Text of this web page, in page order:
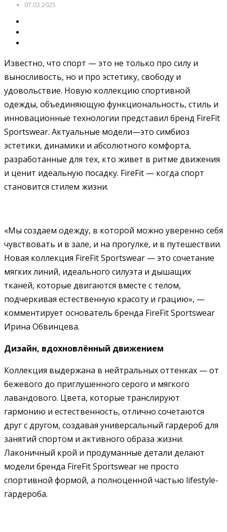
07.03.2025
Известно, что спорт — это не только про силу и
выносливость, но и про эстетику, свободу и
удовольствие. Новую коллекцию спортивной
одежды, объединяющую функциональность, стиль и
инновационные технологии представил бренд FireFit
Sportswear. Актуальные модели—это симбиоз
эстетики, динамики и абсолютного комфорта,
разработанные для тех, кто живет в ритме движения
и ценит идеальную посадку. FireFit — когда спорт
становится стилем жизни.
«Мы создаем одежду, в которой можно уверенно себя
чувствовать и в зале, и на прогулке, и в путешествии.
Новая коллекция FireFit Sportswear — это сочетание
мягких линий, идеального силуэта и дышащих
тканей, которые двигаются вместе с телом,
подчеркивая естественную красоту и грацию», —
комментирует основатель бренда FireFit Sportswear
Ирина Обвинцева.
Дизайн, вдохновлённый движением
Коллекция выдержана в нейтральных оттенках — от
бежевого до приглушенного серого и мягкого
лавандового. Цвета, которые транслируют
гармонию и естественность, отлично сочетаются
друг с другом, создавая универсальный гардероб для
занятий спортом и активного образа жизни.
Лаконичный крой и продуманные детали делают
модели бренда FireFit Sportswear не просто
спортивной формой, а полноценной частью lifestyle-
гардероба.